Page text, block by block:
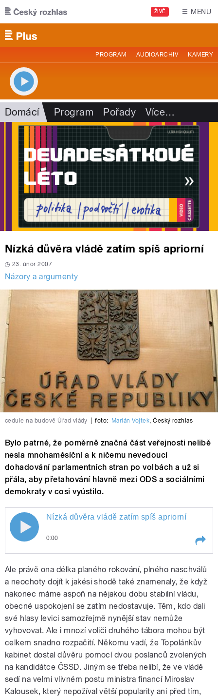
Přejít k hlavnímu obsahu
ŽIVĚ MENU
PROGRAM AUDIOARCHIV KAMERY
Domácí Program Pořady Více…
Nízká důvěra vládě zatím spíš apriorní
23. únor 2007
Názory a argumenty
cedule na budově Úřad vlády foto: Marián Vojtek,Český rozhlas
Bylo patrné, že poměrně značná část veřejnosti nelibě
nesla mnohaměsíční a k ničemu nevedoucí
dohadování parlamentních stran po volbách a už si
přála, aby přetahování hlavně mezi ODS a sociálními
demokraty v cosi vyústilo.
pause
Nízká důvěra vládě zatím spíš apriorní
0:00
Ale právě ona délka planého rokování, plného naschválů
a neochoty dojít k jakési shodě také znamenaly, že když
nakonec máme aspoň na nějakou dobu stabilní vládu,
obecné uspokojení se zatím nedostavuje. Těm, kdo dali
své hlasy levici samozřejmě nynější stav nemůže
vyhovovat. Ale i mnozí voliči druhého tábora mohou být
celkem snadno rozpačití. Někomu vadí, že Topolánkův
kabinet dostal důvěru pomocí dvou poslanců zvolených
na kandidátce ČSSD. Jiným se třeba nelíbí, že ve vládě
sedí na velmi vlivném postu ministra financí Miroslav
Kalousek, který nepožíval větší popularity ani před tím,